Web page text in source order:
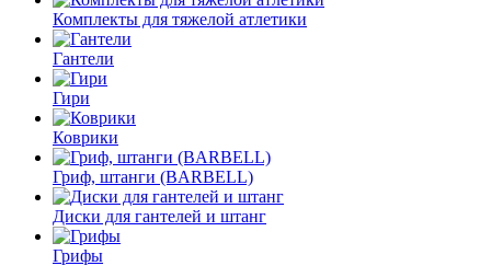
Комплекты для тяжелой атлетики
Гантели
Гири
Коврики
Гриф, штанги (BARBELL)
Диски для гантелей и штанг
Грифы